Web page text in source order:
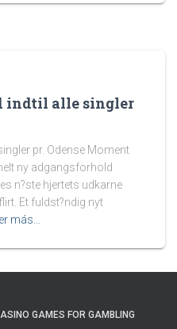
indtil alle singler
pr. Odense Moment
ny adgangsforhold
n?ste hjertets udkarne
Et fuldst?ndig nyt
más…
GAMES FOR GAMBLING